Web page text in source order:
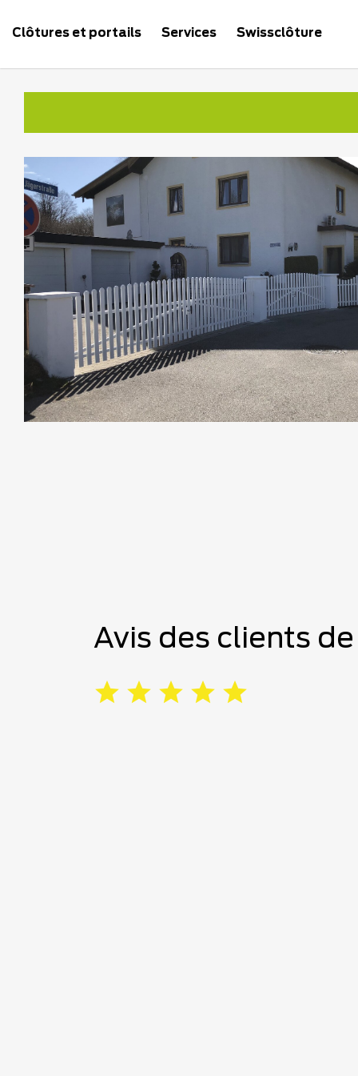
Clôtures et portails Services Swissclôture
Avis des clients